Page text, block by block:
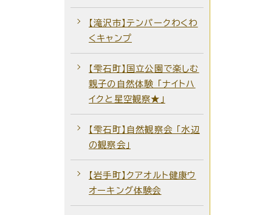
【滝沢市】テンパークわくわ
くキャンプ
【雫石町】国立公園で楽しむ
親子の自然体験 「ナイトハ
イクと星空観察★」
【雫石町】自然観察会 ｢水辺
の観察会｣
【岩手町】クアオルト健康ウ
オーキング体験会